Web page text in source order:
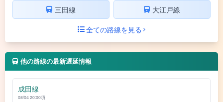
三田線
大江戸線
全ての路線を見る
他の路線の最新遅延情報
成田線
08/04 20:00頃